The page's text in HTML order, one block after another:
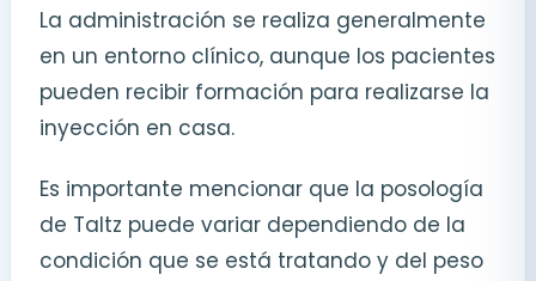
La administración se realiza generalmente
en un entorno clínico, aunque los pacientes
pueden recibir formación para realizarse la
inyección en casa.
Es importante mencionar que la posología
de Taltz puede variar dependiendo de la
condición que se está tratando y del peso